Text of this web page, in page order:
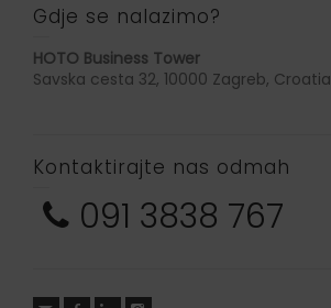
Gdje se nalazimo?
HOTO Business Tower
Savska cesta 32, 10000 Zagreb, Croatia
Kontaktirajte nas odmah
091 3838 767